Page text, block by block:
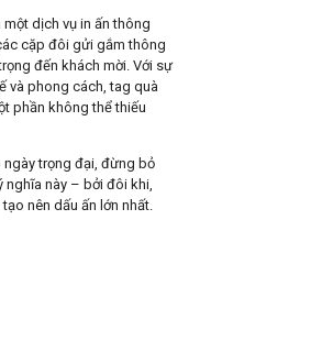
dịch vụ in ấn thông
cặp đôi gửi gắm thông
đến khách mời. Với sự
và phong cách, tag quà
phần không thể thiếu
trọng đại, đừng bỏ
nghĩa này – bởi đôi khi,
nên dấu ấn lớn nhất.